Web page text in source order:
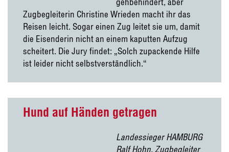
Zugbegleiterin Christine Wrieden macht ihr das
Reisen leicht. Sogar einen Zug leitet sie um, damit
die Eisenderin nicht an einem kaputten Aufzug
scheitert. Die Jury findet: „Solch zupackende Hilfe
ist leider nicht selbstverständlich.“
Hund auf Händen getragen
Landessieger HAMBURG
Ralf Hohn, Zugbegleiter